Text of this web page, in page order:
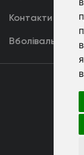
Контакти
Вболівальникам